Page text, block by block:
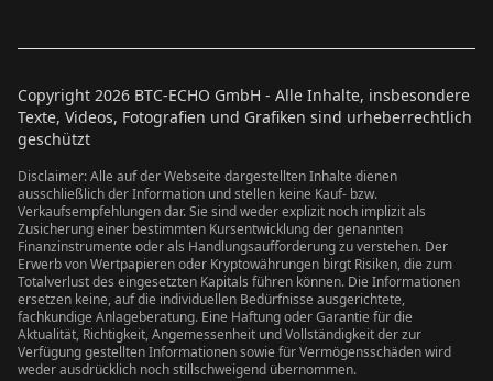
Copyright 2026 BTC-ECHO GmbH - Alle Inhalte, insbesondere
Texte, Videos, Fotografien und Grafiken sind urheberrechtlich
geschützt
Disclaimer: Alle auf der Webseite dargestellten Inhalte dienen
ausschließlich der Information und stellen keine Kauf- bzw.
Verkaufsempfehlungen dar. Sie sind weder explizit noch implizit als
Zusicherung einer bestimmten Kursentwicklung der genannten
Finanzinstrumente oder als Handlungsaufforderung zu verstehen. Der
Erwerb von Wertpapieren oder Kryptowährungen birgt Risiken, die zum
Totalverlust des eingesetzten Kapitals führen können. Die Informationen
ersetzen keine, auf die individuellen Bedürfnisse ausgerichtete,
fachkundige Anlageberatung. Eine Haftung oder Garantie für die
Aktualität, Richtigkeit, Angemessenheit und Vollständigkeit der zur
Verfügung gestellten Informationen sowie für Vermögensschäden wird
weder ausdrücklich noch stillschweigend übernommen.